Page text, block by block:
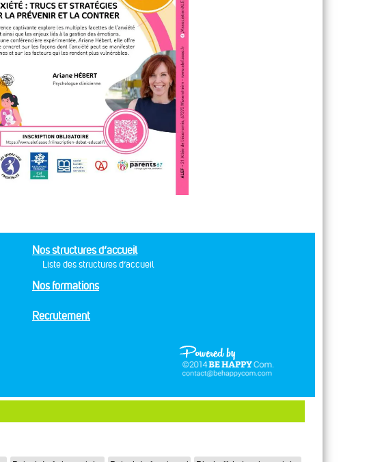
Nos structures d’accueil
Liste des structures d’accueil
Nos formations
Recrutement